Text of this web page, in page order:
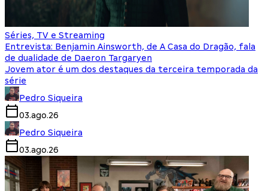
Séries, TV e Streaming
Entrevista: Benjamin Ainsworth, de A Casa do Dragão, fala
de dualidade de Daeron Targaryen
Jovem ator é um dos destaques da terceira temporada da
série
Pedro Siqueira
03.ago.26
Pedro Siqueira
03.ago.26